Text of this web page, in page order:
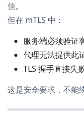
信。
但在 mTLS 中：
服务端必须验证
代理无法提供此
TLS 握手直接失
这是安全要求，不能